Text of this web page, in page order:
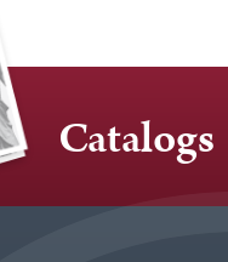
Catalogs